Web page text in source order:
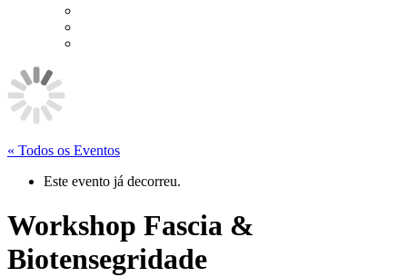
« Todos os Eventos
Este evento já decorreu.
Workshop Fascia &
Biotensegridade